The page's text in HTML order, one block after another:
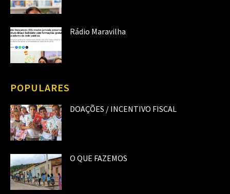
Rádio Maravilha
POPULARES
DOAÇÕES / INCENTIVO FISCAL
O QUE FAZEMOS